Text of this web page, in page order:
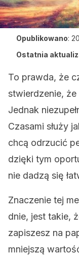
Opublikowano:
Ostatnia
To prawda, że
stwierdzenie,
Jednak
Czasami służy
chcą odrzucić
dzięki tym
nie dadzą się
Znaczenie tej
dnie, jest takie,
zapiszesz na
mniejszą